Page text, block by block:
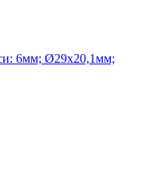
6мм; Ø29x20,1мм;